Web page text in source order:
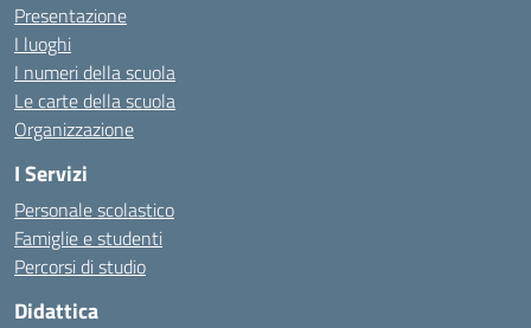
Presentazione
I luoghi
I numeri della scuola
Le carte della scuola
Organizzazione
I Servizi
Personale scolastico
Famiglie e studenti
Percorsi di studio
Didattica